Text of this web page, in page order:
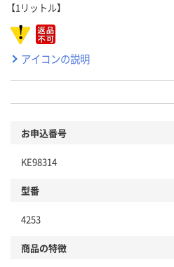
【1リットル】
アイコンの説明
お申込番号
KE98314
型番
4253
商品の特徴